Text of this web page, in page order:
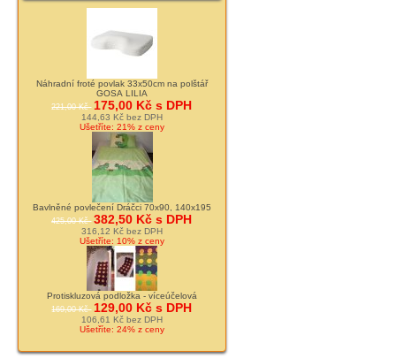
Náhradní froté povlak 33x50cm na polštář
GOSA LILIA
221,00 Kč 175,00 Kč s DPH
144,63 Kč bez DPH
Ušetříte: 21% z ceny
Bavlněné povlečení Dráčci 70x90, 140x195
425,00 Kč 382,50 Kč s DPH
316,12 Kč bez DPH
Ušetříte: 10% z ceny
Protiskluzová podložka - víceúčelová
169,00 Kč 129,00 Kč s DPH
106,61 Kč bez DPH
Ušetříte: 24% z ceny